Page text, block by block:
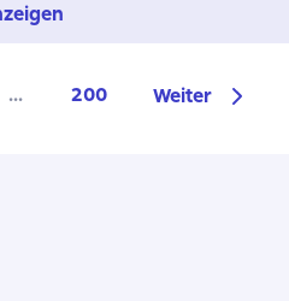
... 200 Weiter